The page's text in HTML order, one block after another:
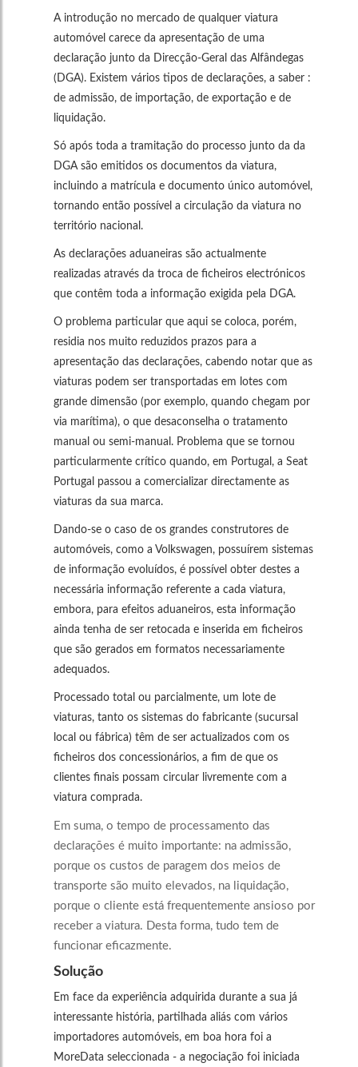
A introdução no mercado de qualquer viatura
automóvel carece da apresentação de uma
declaração junto da Direcção-Geral das Alfândegas
(DGA). Existem vários tipos de declarações, a saber :
de admissão, de importação, de exportação e de
liquidação.
Só após toda a tramitação do processo junto da da
DGA são emitidos os documentos da viatura,
incluindo a matrícula e documento único automóvel,
tornando então possível a circulação da viatura no
território nacional.
As declarações aduaneiras são actualmente
realizadas através da troca de ficheiros electrónicos
que contêm toda a informação exigida pela DGA.
O problema particular que aqui se coloca, porém,
residia nos muito reduzidos prazos para a
apresentação das declarações, cabendo notar que as
viaturas podem ser transportadas em lotes com
grande dimensão (por exemplo, quando chegam por
via marítima), o que desaconselha o tratamento
manual ou semi-manual. Problema que se tornou
particularmente crítico quando, em Portugal, a Seat
Portugal passou a comercializar directamente as
viaturas da sua marca.
Dando-se o caso de os grandes construtores de
automóveis, como a Volkswagen, possuírem sistemas
de informação evoluídos, é possível obter destes a
necessária informação referente a cada viatura,
embora, para efeitos aduaneiros, esta informação
ainda tenha de ser retocada e inserida em ficheiros
que são gerados em formatos necessariamente
adequados.
Processado total ou parcialmente, um lote de
viaturas, tanto os sistemas do fabricante (sucursal
local ou fábrica) têm de ser actualizados com os
ficheiros dos concessionários, a fim de que os
clientes finais possam circular livremente com a
viatura comprada.
Em suma, o tempo de processamento das
declarações é muito importante: na admissão,
porque os custos de paragem dos meios de
transporte são muito elevados, na liquidação,
porque o cliente está frequentemente ansioso por
receber a viatura. Desta forma, tudo tem de
funcionar eficazmente.
Solução
Em face da experiência adquirida durante a sua já
interessante história, partilhada aliás com vários
importadores automóveis, em boa hora foi a
MoreData seleccionada - a negociação foi iniciada